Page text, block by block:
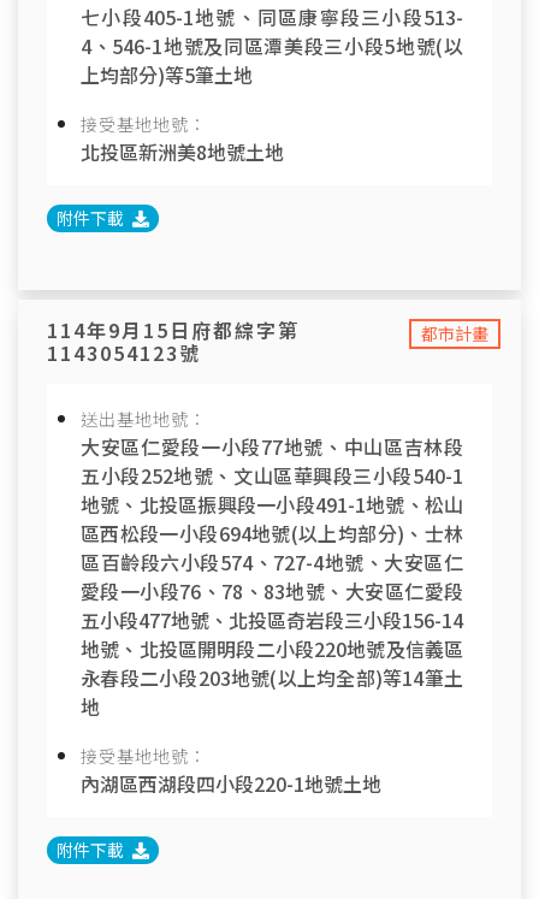
七小段405-1地號、同區康寧段三小段513-
4、546-1地號及同區潭美段三小段5地號(以
上均部分)等5筆土地
接受基地地號：
北投區新洲美8地號土地
附件下載
都市計畫
114年9月15日府都綜字第
1143054123號
送出基地地號：
大安區仁愛段一小段77地號、中山區吉林段
五小段252地號、文山區華興段三小段540-1
地號、北投區振興段一小段491-1地號、松山
區西松段一小段694地號(以上均部分)、士林
區百齡段六小段574、727-4地號、大安區仁
愛段一小段76、78、83地號、大安區仁愛段
五小段477地號、北投區奇岩段三小段156-14
地號、北投區開明段二小段220地號及信義區
永春段二小段203地號(以上均全部)等14筆土
地
接受基地地號：
內湖區西湖段四小段220-1地號土地
附件下載